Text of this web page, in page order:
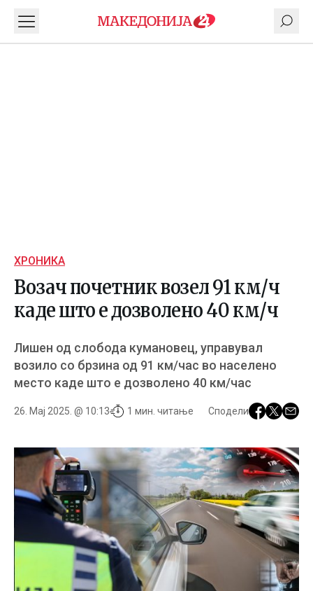
ХРОНИКА
Возач почетник возел 91 км/ч
каде што е дозволено 40 км/ч
Лишен од слобода кумановец, управувал
возило со брзина од 91 км/час во населено
место каде што е дозволено 40 км/час
26. Мај 2025. @ 10:13 1 мин. читање Сподели